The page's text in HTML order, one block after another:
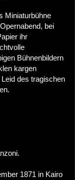
Miniaturbühne
bei
ihr
Bühnenbildern
kargen
des tragischen
1871 in Kairo